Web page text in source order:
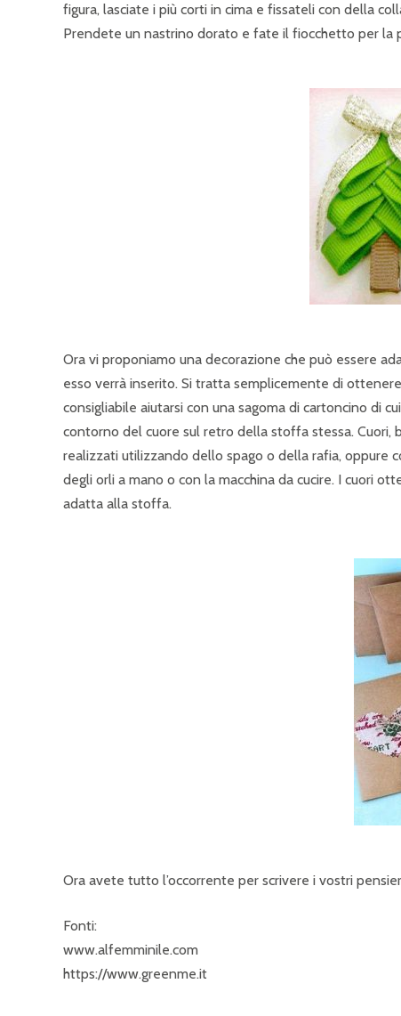
figura, lasciate i più corti in cima e fissateli con della
Prendete un nastrino dorato e fate il fiocchetto per la
Ora vi proponiamo una decorazione che può essere
esso verrà inserito. Si tratta semplicemente di
consigliabile aiutarsi con una sagoma di cartoncino di
contorno del cuore sul retro della stoffa stessa.
realizzati utilizzando dello spago o della rafia, oppure
degli orli a mano o con la macchina da cucire. I cuori
adatta alla stoffa.
Ora avete tutto l’occorrente per scrivere i vostri
Fonti:
www.alfemminile.com
https://www.greenme.it